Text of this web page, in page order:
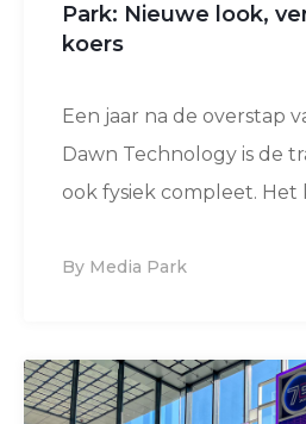
Park: Nieuwe look,
koers
Een jaar na de overstap
Dawn Technology is de
ook fysiek compleet. Het
By Media Park